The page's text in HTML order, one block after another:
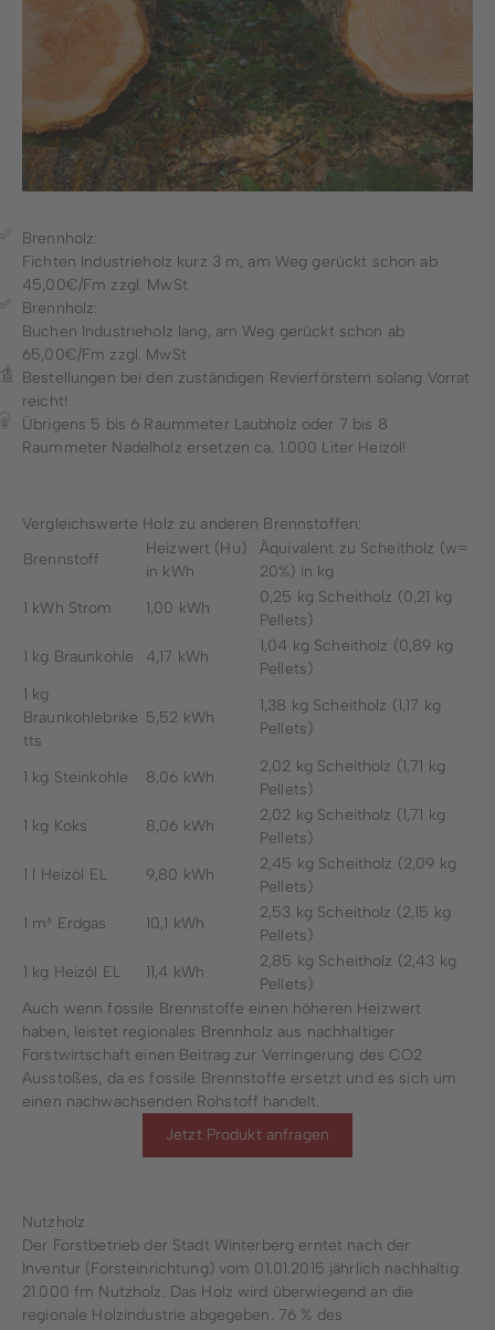
Brennholz:
Fichten Industrieholz kurz 3 m, am Weg gerückt schon ab
45,00€/Fm zzgl. MwSt
Brennholz:
Buchen Industrieholz lang, am Weg gerückt schon ab
65,00€/Fm zzgl. MwSt
Bestellungen bei den zuständigen Revierförstern solang Vorrat
reicht!
Übrigens 5 bis 6 Raummeter Laubholz oder 7 bis 8
Raummeter Nadelholz ersetzen ca. 1.000 Liter Heizöl!
Vergleichswerte Holz zu anderen Brennstoffen:
Brennstoff
Heizwert (Hu)
in kWh
Äquivalent zu Scheitholz (w=
20%) in kg
1 kWh Strom
1,00 kWh
0,25 kg Scheitholz (0,21 kg
Pellets)
1 kg Braunkohle
4,17 kWh
1,04 kg Scheitholz (0,89 kg
Pellets)
1 kg
Braunkohlebrike
tts
5,52 kWh
1,38 kg Scheitholz (1,17 kg
Pellets)
1 kg Steinkohle 8,06 kWh
2,02 kg Scheitholz (1,71 kg
Pellets)
1 kg Koks
8,06 kWh
2,02 kg Scheitholz (1,71 kg
Pellets)
1 l Heizöl EL
9,80 kWh
2,45 kg Scheitholz (2,09 kg
Pellets)
1 m³ Erdgas
10,1 kWh
2,53 kg Scheitholz (2,15 kg
Pellets)
1 kg Heizöl EL
11,4 kWh
2,85 kg Scheitholz (2,43 kg
Pellets)
Auch wenn fossile Brennstoffe einen höheren Heizwert
haben, leistet regionales Brennholz aus nachhaltiger
Forstwirtschaft einen Beitrag zur Verringerung des CO2
Ausstoßes, da es fossile Brennstoffe ersetzt und es sich um
einen nachwachsenden Rohstoff handelt.
Jetzt Produkt anfragen
Nutzholz
Der Forstbetrieb der Stadt Winterberg erntet nach der
Inventur (Forsteinrichtung) vom 01.01.2015 jährlich nachhaltig
21.000 fm Nutzholz. Das Holz wird überwiegend an die
regionale Holzindustrie abgegeben. 76 % des